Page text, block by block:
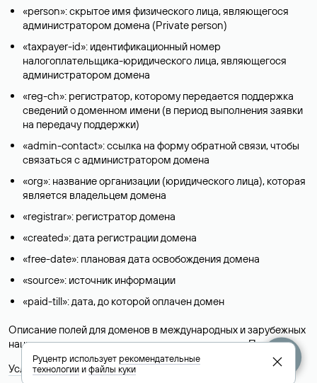
«person»: скрытое имя физического лица, являющегося
администратором домена (Privatе person)
«taxpayer-id»: идентификационный номер
налогоплательщика-юридического лица, являющегося
администратором домена
«reg-ch»: регистратор, которому передается поддержка
сведений о доменном имени (в период выполнения заявки
на передачу поддержки)
«admin-contact»: ссылка на форму обратной связи, чтобы
связаться с администратором домена
«org»: название организации (юридического лица), которая
является владельцем домена
«registrar»: регистратор домена
«created»: дата регистрации домена
«free-date»: плановая дата освобождения домена
«source»: источник информации
«paid-till»: дата, до которой оплачен домен
Описание полей для доменов в международных и зарубежных
национальных доменах представлены в разделе «Помощь».
Условия использования Whois-сервиса
Руцентр используетрекомендательные
технологииифайлы куки